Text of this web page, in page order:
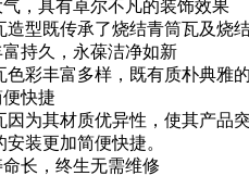
气，具有卓尔不凡的装饰效果
造型既传承了烧结青筒瓦及烧
富持久，永葆洁净如新
色彩丰富多样，既有质朴典雅
快捷
因为其材质优异性，使其产品
装更加简便快捷。
长，终生无需维修